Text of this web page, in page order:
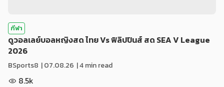
กีฬา
ดูวอลเลย์บอลหญิงสด ไทย Vs ฟิลิปปินส์ สด SEA V League
2026
BSports8 |07.08.26 | 4 min read
8.5k